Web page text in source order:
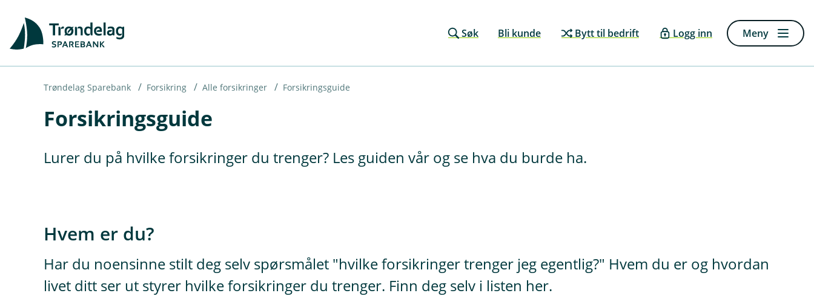
Søk Bli kunde Bytt til bedrift Logg inn Meny
Trøndelag Sparebank Forsikring Alle forsikringer Forsikringsguide
Forsikringsguide
Lurer du på hvilke forsikringer du trenger? Les guiden vår og se hva du burde ha.
Hvem er du?
Har du noensinne stilt deg selv spørsmålet "hvilke forsikringer trenger jeg egentlig?" Hvem du er og hvordan
livet ditt ser ut styrer hvilke forsikringer du trenger. Finn deg selv i listen her.